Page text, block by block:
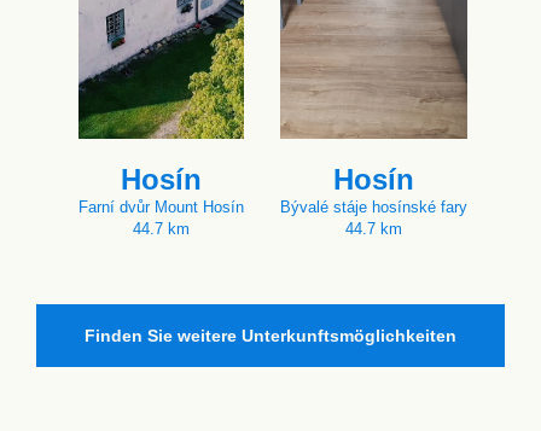
Hosín
Farní dvůr Mount Hosín
44.7 km
Hosín
Bývalé stáje hosínské fary
44.7 km
Finden Sie weitere Unterkunftsmöglichkeiten